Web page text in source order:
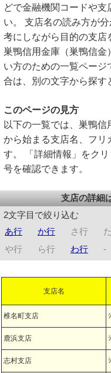
どで金融機関コードや支
い。 支店名の読み方が
考にしながら目的の支店
巣鴨信用金庫（巣鴨信金
い方のための一覧ペー
合は、別の文字から探す
このページの見方
以下の一覧では、巣鴨信
から始まる支店名、フリ
す。 「詳細情報」をク
号を確認できます。
支店の詳細
2文字目で絞り込む
あ行 か行 さ行
や行
ら行 わ行 -
支店名
椎名町支店
鹿浜支店
志村支店